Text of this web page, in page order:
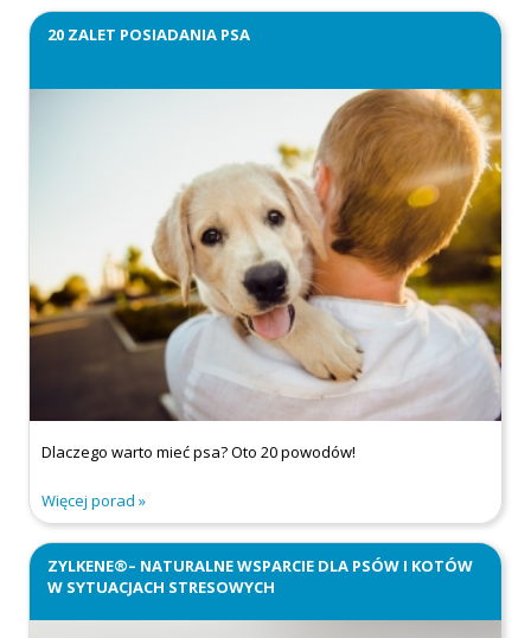
20 ZALET POSIADANIA PSA
Dlaczego warto mieć psa? Oto 20 powodów!
Więcej porad
ZYLKENE®– NATURALNE WSPARCIE DLA PSÓW I KOTÓW
W SYTUACJACH STRESOWYCH